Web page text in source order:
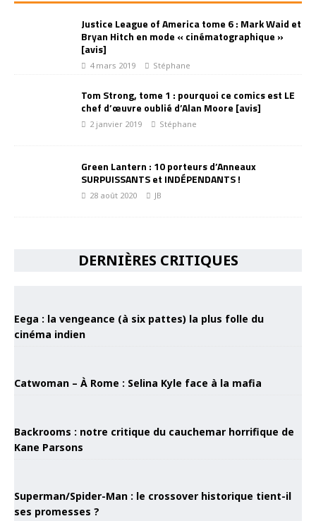
Justice League of America tome 6 : Mark Waid et
Bryan Hitch en mode « cinématographique »
[avis]
4 mars 2019 Stéphane
Tom Strong, tome 1 : pourquoi ce comics est LE
chef d’œuvre oublié d’Alan Moore [avis]
2 janvier 2019 Stéphane
Green Lantern : 10 porteurs d’Anneaux
SURPUISSANTS et INDÉPENDANTS !
28 août 2020 JB
DERNIÈRES CRITIQUES
Eega : la vengeance (à six pattes) la plus folle du
cinéma indien
Catwoman – À Rome : Selina Kyle face à la mafia
Backrooms : notre critique du cauchemar horrifique de
Kane Parsons
Superman/Spider-Man : le crossover historique tient-il
ses promesses ?